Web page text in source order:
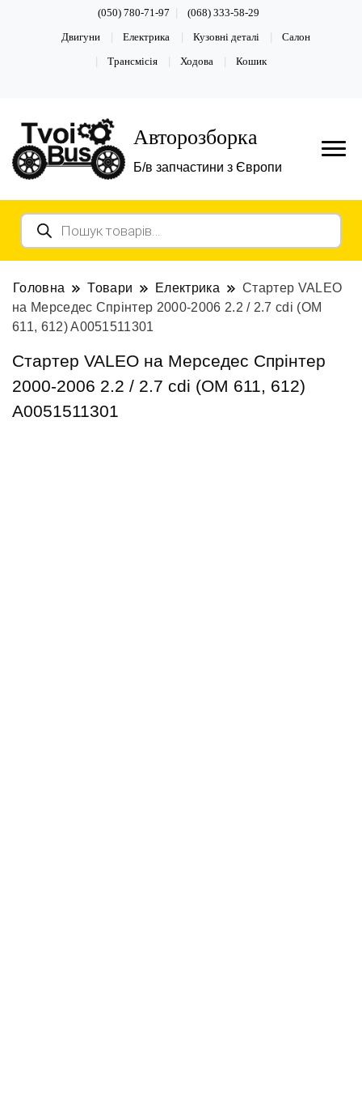
(050) 780-71-97 (068) 333-58-29
Двигуни Електрика Кузовні деталі Салон
Трансмісія Ходова Кошик
Авторозборка
Б/в запчастини з Європи
Пошук
товарів
Головна Товари Електрика
Стартер VALEO
на Мерседес Спрінтер 2000-2006 2.2 / 2.7 cdi (ОМ
611, 612) A0051511301
Стартер VALEO на Мерседес Спрінтер
2000-2006 2.2 / 2.7 cdi (ОМ 611, 612)
A0051511301